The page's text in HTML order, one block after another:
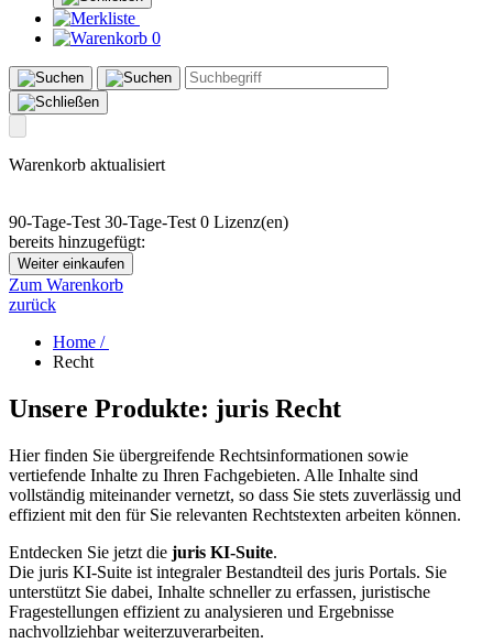
0
Warenkorb aktualisiert
90-Tage-Test 30-Tage-Test 0 Lizenz(en)
bereits hinzugefügt:
Weiter einkaufen
Zum Warenkorb
zurück
Home /
Recht
Unsere Produkte: juris Recht
Hier finden Sie übergreifende Rechtsinformationen sowie
vertiefende Inhalte zu Ihren Fachgebieten. Alle Inhalte sind
vollständig miteinander vernetzt, so dass Sie stets zuverlässig und
effizient mit den für Sie relevanten Rechtstexten arbeiten können.
Entdecken Sie jetzt die juris KI-Suite.
Die juris KI-Suite ist integraler Bestandteil des juris Portals. Sie
unterstützt Sie dabei, Inhalte schneller zu erfassen, juristische
Fragestellungen effizient zu analysieren und Ergebnisse
nachvollziehbar weiterzuverarbeiten.